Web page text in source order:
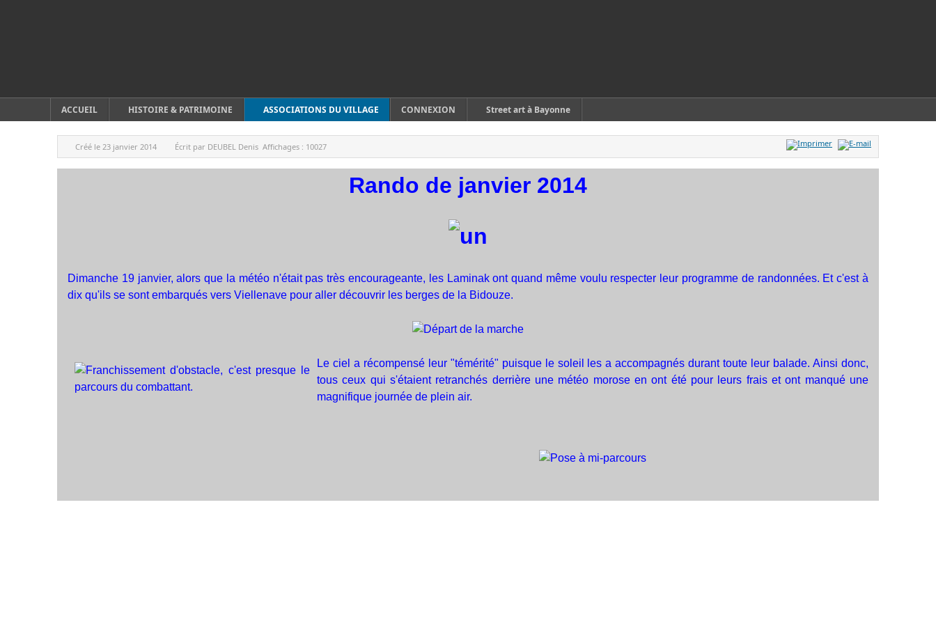
ACCUEIL HISTOIRE & PATRIMOINE ASSOCIATIONS DU VILLAGE CONNEXION Street art à Bayonne
Créé le 23 janvier 2014 Écrit par DEUBEL Denis Affichages : 10027
Rando de janvier 2014
Dimanche 19 janvier, alors que la météo n'était pas très encourageante, les Laminak ont quand même voulu respecter leur programme de randonnées. Et c'est à
dix qu'ils se sont embarqués vers Viellenave pour aller découvrir les berges de la Bidouze.
Le ciel a récompensé leur "témérité" puisque le soleil les a accompagnés durant toute leur balade. Ainsi donc,
tous ceux qui s'étaient retranchés derrière une météo morose en ont été pour leurs frais et ont manqué une
magnifique journée de plein air.